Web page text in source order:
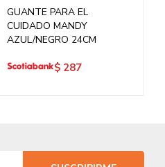
GUANTE PARA EL
CUIDADO MANDY
AZUL/NEGRO 24CM
$ 287